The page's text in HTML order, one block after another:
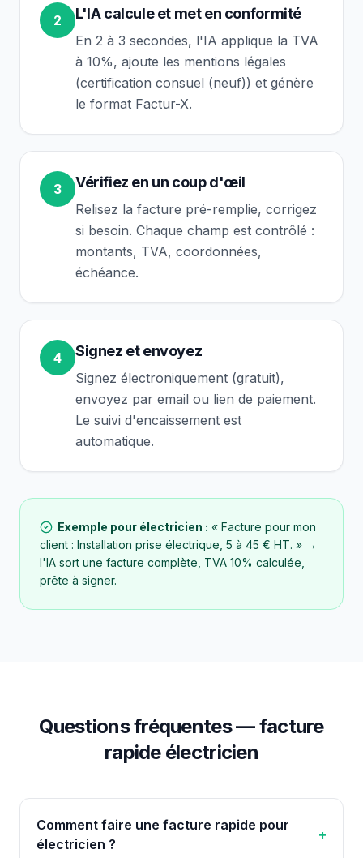
2 L'IA calcule et met en conformité
En 2 à 3 secondes, l'IA applique la TVA
à 10%, ajoute les mentions légales
(certification consuel (neuf)) et génère
le format Factur-X.
3 Vérifiez en un coup d'œil
Relisez la facture pré-remplie, corrigez
si besoin. Chaque champ est contrôlé :
montants, TVA, coordonnées,
échéance.
4 Signez et envoyez
Signez électroniquement (gratuit),
envoyez par email ou lien de paiement.
Le suivi d'encaissement est
automatique.
Exemple pour électricien : « Facture pour mon
client : Installation prise électrique, 5 à 45 € HT. » →
l'IA sort une facture complète, TVA 10% calculée,
prête à signer.
Questions fréquentes — facture
rapide électricien
Comment faire une facture rapide pour
électricien ?
+